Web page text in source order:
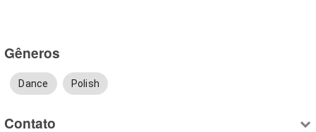
Gêneros
Dance Polish
Contato